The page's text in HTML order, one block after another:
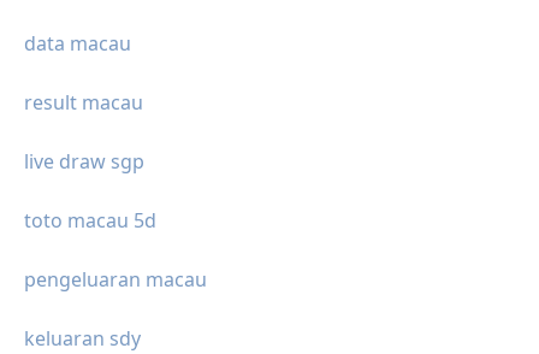
data macau
result macau
live draw sgp
toto macau 5d
pengeluaran macau
keluaran sdy